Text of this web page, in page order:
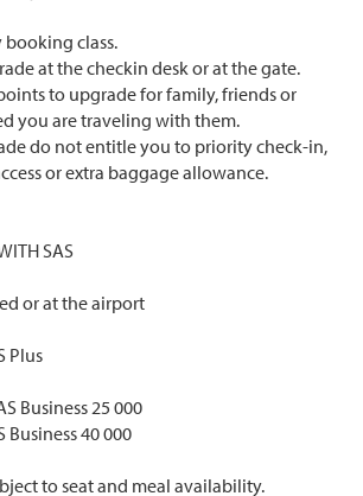
booking class.
at the checkin desk or at the gate.
to upgrade for family, friends or
you are traveling with them.
do not entitle you to priority check-in,
or extra baggage allowance.
SAS
or at the airport
Plus
Business 25 000
Business 40 000
to seat and meal availability.